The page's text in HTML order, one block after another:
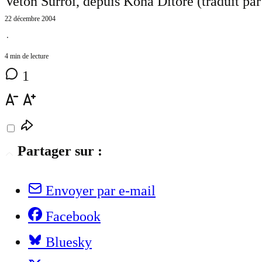
22 décembre 2004
⋅
4 min de lecture
1
Partager sur :
Envoyer par e-mail
Facebook
Bluesky